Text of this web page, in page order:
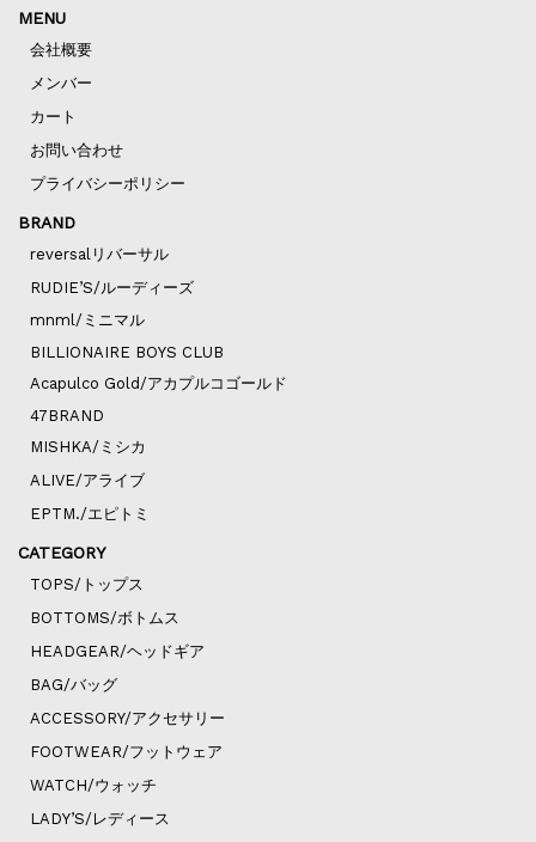
MENU
会社概要
メンバー
カート
お問い合わせ
プライバシーポリシー
BRAND
reversalリバーサル
RUDIE’S/ルーディーズ
mnml/ミニマル
BILLIONAIRE BOYS CLUB
Acapulco Gold/アカプルコゴールド
47BRAND
MISHKA/ミシカ
ALIVE/アライブ
EPTM./エピトミ
CATEGORY
TOPS/トップス
BOTTOMS/ボトムス
HEADGEAR/ヘッドギア
BAG/バッグ
ACCESSORY/アクセサリー
FOOTWEAR/フットウェア
WATCH/ウォッチ
LADY’S/レディース